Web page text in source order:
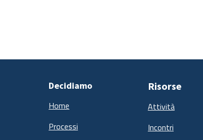
Decidiamo
Home
Processi
Risorse
Attività
Incontri